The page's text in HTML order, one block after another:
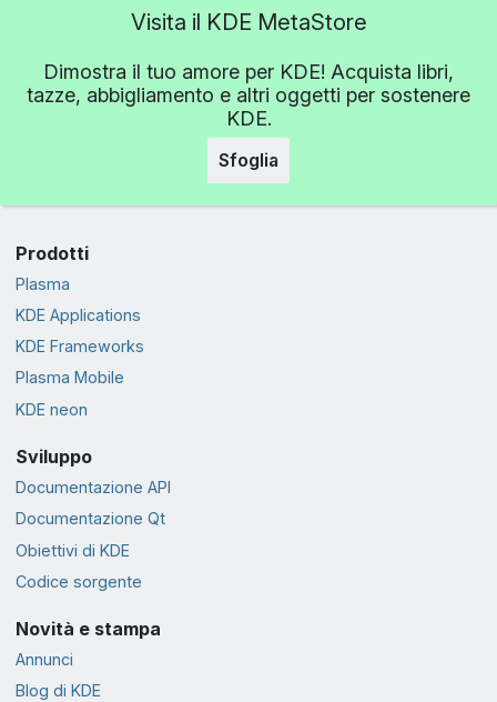
Visita il KDE MetaStore
Dimostra il tuo amore per KDE! Acquista libri,
tazze, abbigliamento e altri oggetti per sostenere
KDE.
Sfoglia
Prodotti
Plasma
KDE Applications
KDE Frameworks
Plasma Mobile
KDE neon
Sviluppo
Documentazione API
Documentazione Qt
Obiettivi di KDE
Codice sorgente
Novità e stampa
Annunci
Blog di KDE